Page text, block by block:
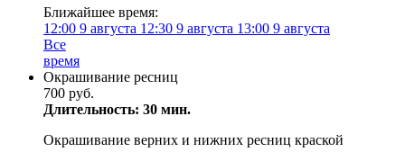
Ближайшее время:
12:00 9 августа 12:30 9 августа 13:00 9 августа
Все
время
Окрашивание ресниц
700 руб.
Длительность: 30 мин.
Окрашивание верних и нижних ресниц краской